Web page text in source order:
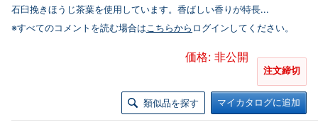
石臼挽きほうじ茶葉を使用しています。香ばしい香りが特長...
※すべてのコメントを読む場合はこちらから ログインしてください。
価格: 非公開
注文締切
類似品を探す マイカタログに追加